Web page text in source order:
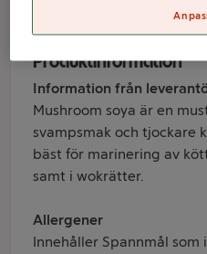
Produktinformation
Information från
Mushroom soya är en
svampsmak och tjockare
bäst för marinering av
samt i wokrätter.
Allergener
Innehåller Spannmål